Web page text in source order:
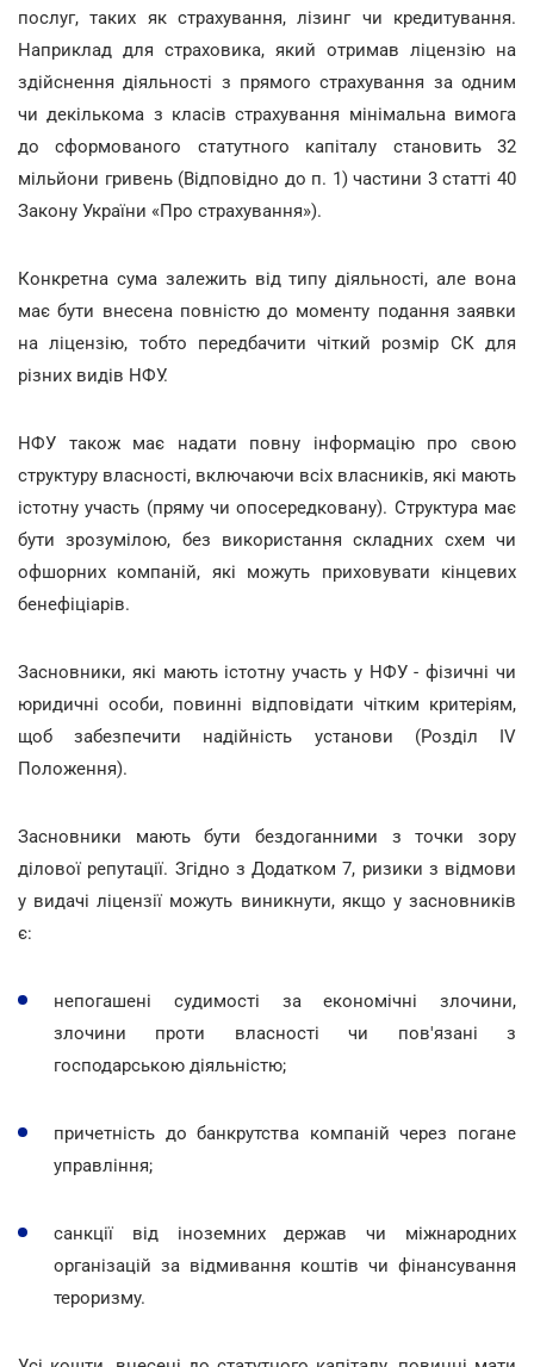
послуг, таких як страхування, лізинг чи кредитування.
Наприклад для страховика, який отримав ліцензію на
здійснення діяльності з прямого страхування за одним
чи декількома з класів страхування мінімальна вимога
до сформованого статутного капіталу становить 32
мільйони гривень (Відповідно до п. 1) частини 3 статті 40
Закону України «Про страхування»).
Конкретна сума залежить від типу діяльності, але вона
має бути внесена повністю до моменту подання заявки
на ліцензію, тобто передбачити чіткий розмір СК для
різних видів НФУ.
НФУ також має надати повну інформацію про свою
структуру власності, включаючи всіх власників, які мають
істотну участь (пряму чи опосередковану). Структура має
бути зрозумілою, без використання складних схем чи
офшорних компаній, які можуть приховувати кінцевих
бенефіціарів.
Засновники, які мають істотну участь у НФУ - фізичні чи
юридичні особи, повинні відповідати чітким критеріям,
щоб забезпечити надійність установи (Розділ IV
Положення).
Засновники мають бути бездоганними з точки зору
ділової репутації. Згідно з Додатком 7, ризики з відмови
у видачі ліцензії можуть виникнути, якщо у засновників
є:
непогашені судимості за економічні злочини,
злочини проти власності чи пов'язані з
господарською діяльністю;
причетність до банкрутства компаній через погане
управління;
санкції від іноземних держав чи міжнародних
організацій за відмивання коштів чи фінансування
тероризму.